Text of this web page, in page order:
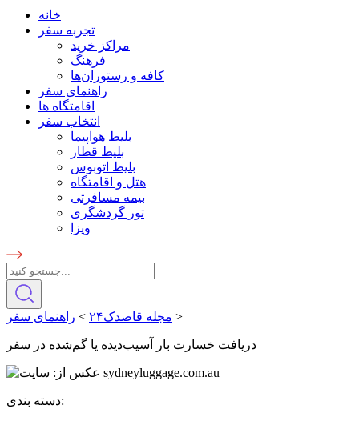
خانه
تجربه سفر
مراکز خرید
فرهنگ
کافه و رستوران‌ها
راهنمای سفر
اقامتگاه ها
انتخاب سفر
بلیط هواپیما
بلیط قطار
بلیط اتوبوس
هتل و اقامتگاه
بیمه مسافرتی
تور گردشگری
ویزا
مجله قاصدک۲۴ > راهنمای سفر >
دریافت خسارت بار آسیب‌دیده یا گم‌شده در سفر
دسته بندی: